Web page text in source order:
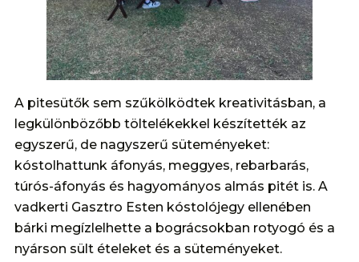
A pitesütők sem szűkölködtek kreativitásban, a
legkülönbözőbb töltelékekkel készítették az
egyszerű, de nagyszerű süteményeket:
kóstolhattunk áfonyás, meggyes, rebarbarás,
túrós-áfonyás és hagyományos almás pitét is. A
vadkerti Gasztro Esten kóstolójegy ellenében
bárki megízlelhette a bográcsokban rotyogó és a
nyárson sült ételeket és a süteményeket.